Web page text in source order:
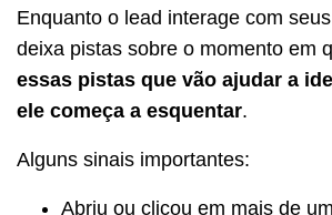
Enquanto o lead interage com
deixa pistas sobre o momento em
essas pistas que vão ajudar a
ele começa a esquentar.
Alguns sinais importantes:
Abriu ou clicou em mais de